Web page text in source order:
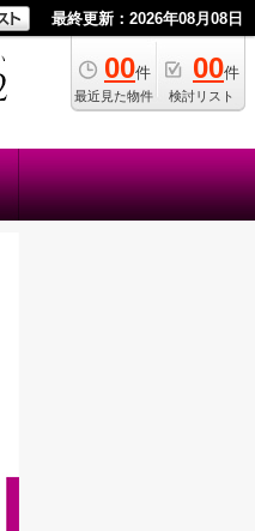
最終更新：2026年08月08日
00件
最近見た物件
00件
検討リスト